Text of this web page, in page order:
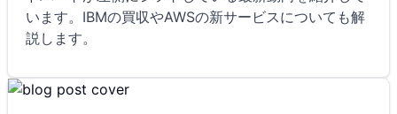
います。IBMの買収やAWSの新サービスについても解
説します。